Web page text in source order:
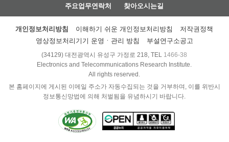
주요업무연락처 찾아오시는길
개인정보처리방침 이해하기 쉬운 개인정보처리방침
저작권정책
영상정보처리기기 운영ㆍ관리 방침
부설연구소공고
(34129) 대전광역시 유성구 가정로 218, TEL 1466-38
Electronics and Telecommunications Research Institute.
All rights reserved.
본 홈페이지에 게시된 이메일 주소가 자동수집되는 것을 거부하며, 이를 위반시
정보통신망법에 의해 처벌됨을 유념하시기 바랍니다.